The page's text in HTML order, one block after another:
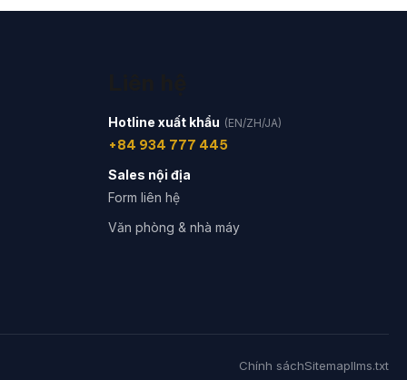
Hotline xuất khẩu (EN/ZH/JA)
+84 934 777 445
Sales nội địa
Form liên hệ
Văn phòng & nhà máy
Chính sáchSitemapllms.txt